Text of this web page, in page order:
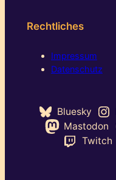
Rechtliches
Impressum
Datenschutz
Bluesky
Mastodon
Twitch